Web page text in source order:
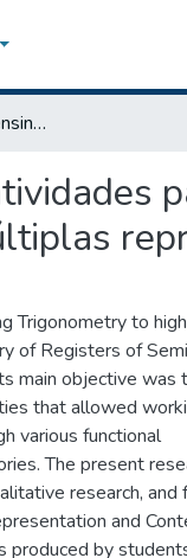
Trigonometria para o ensino médio: sequência de atividades pautada na teoria dos registros de representação semiótica e nas múltiplas representações
Trigonometry to
of Registers of
main objective was
that allowed
various functional
The present
research, and
and
by